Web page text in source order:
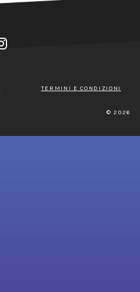
TERMINI E CONDIZIONI
© 2026